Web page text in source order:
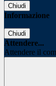
Chiudi
Informazione
Chiudi
Attendere...
Attendere il